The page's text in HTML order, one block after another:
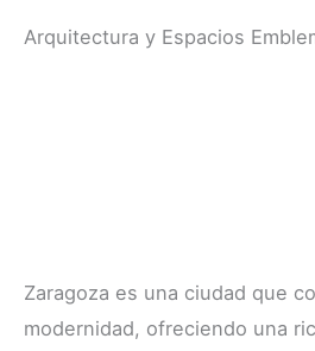
Arquitectura y Espacios
Zaragoza es una ciudad que
modernidad, ofreciendo una